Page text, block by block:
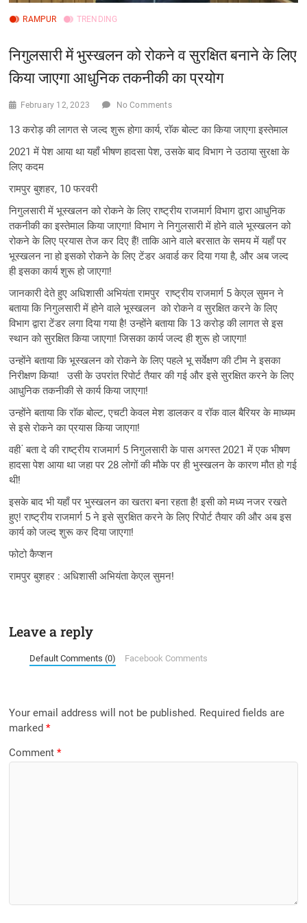
RAMPUR TRENDING
निगुलसारी में भुस्खलन को रोकने व सुरक्षित बनाने के लिए
किया जाएगा आधुनिक तकनीकी का प्रयोग
February 12, 2023 No Comments
13 करोड़ की लागत से जल्द शुरू होगा कार्य, राॅक बोल्ट का किया जाएगा इस्तेमाल
2021 में पेश आया था यहाँ भीषण हादसा पेश, उसके बाद विभाग ने उठाया सुरक्षा के
लिए कदम
रामपुर बुशहर, 10 फरवरी
निगुलसारी में भूस्खलन को रोकने के लिए राष्ट्रीय राजमार्ग विभाग द्वारा आधुनिक
तकनीकी का इस्तेमाल किया जाएगा! विभाग ने निगुलसारी में होने वाले भूस्खलन को
रोकने के लिए प्रयास तेज कर दिए हैं! ताकि आने वाले बरसात के समय में यहाँ पर
भूस्खलन ना हो इसको रोकने के लिए टेंडर अवार्ड कर दिया गया है, और अब जल्द
ही इसका कार्य शुरू हो जाएगा!
जानकारी देते हुए अधिशासी अभियंता रामपुर राष्ट्रीय राजमार्ग 5 केएल सुमन ने
बताया कि निगुलसारी में होने वाले भूस्खलन को रोकने व सुरक्षित करने के लिए
विभाग द्वारा टेंडर लगा दिया गया है! उन्होंने बताया कि 13 करोड़ की लागत से इस
स्थान को सुरक्षित किया जाएगा! जिसका कार्य जल्द ही शुरू हो जाएगा!
उन्होंने बताया कि भूस्खलन को रोकने के लिए पहले भू सर्वेक्षण की टीम ने इसका
निरीक्षण किया! उसी के उपरांत रिपोर्ट तैयार की गई और इसे सुरक्षित करने के लिए
आधुनिक तकनीकी से कार्य किया जाएगा!
उन्होंने बताया कि राॅक बोल्ट, एचटी केवल मेश डालकर व रॉक वाल बैरियर के माध्यम
से इसे रोकने का प्रयास किया जाएगा!
वही ं बता दे की राष्ट्रीय राजमार्ग 5 निगुलसारी के पास अगस्त 2021 में एक भीषण
हादसा पेश आया था जहा पर 28 लोगों की मौके पर ही भुस्खलन के कारण मौत हो गई
थी!
इसके बाद भी यहाँ पर भुस्खलन का खतरा बना रहता है! इसी को मध्य नजर रखते
हुए! राष्ट्रीय राजमार्ग 5 ने इसे सुरक्षित करने के लिए रिपोर्ट तैयार की और अब इस
कार्य को जल्द शुरू कर दिया जाएगा!
फोटो कैप्शन
रामपुर बुशहर : अधिशासी अभियंता केएल सुमन!
Leave a reply
Default Comments (0) Facebook Comments
Your email address will not be published. Required fields are
marked*
Comment*